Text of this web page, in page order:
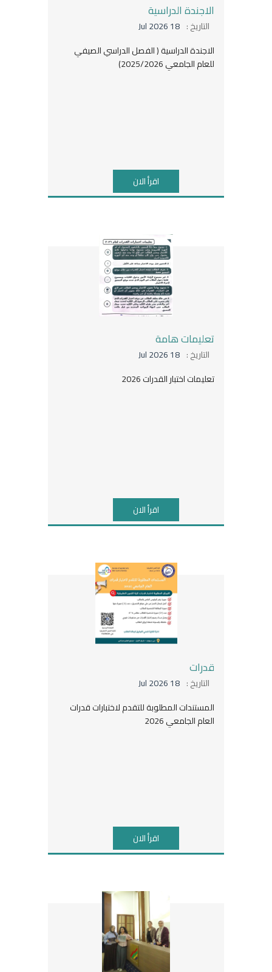
الاجندة الدراسية
التاريخ : 18 Jul 2026
الاجندة الدراسية ( الفصل الدراسي الصيفي
للعام الجامعي 2025/2026)
اقرأ الان
تعليمات هامة
التاريخ : 18 Jul 2026
تعليمات اختبار القدرات 2026
اقرأ الان
قدرات
التاريخ : 18 Jul 2026
المستندات المطلوبة للتقدم لاختبارات قدرات
العام الجامعي 2026
اقرأ الان